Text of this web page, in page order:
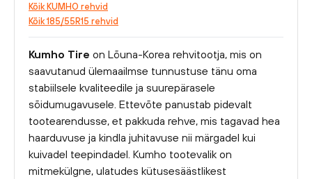
Kõik KUMHO rehvid
Kõik 185/55R15 rehvid
Kumho Tire on Lõuna-Korea rehvitootja, mis on
saavutanud ülemaailmse tunnustuse tänu oma
stabiilsele kvaliteedile ja suurepärasele
sõidumugavusele. Ettevõte panustab pidevalt
tootearendusse, et pakkuda rehve, mis tagavad hea
haarduvuse ja kindla juhitavuse nii märgadel kui
kuivadel teepindadel. Kumho tootevalik on
mitmekülgne, ulatudes kütusesäästlikest